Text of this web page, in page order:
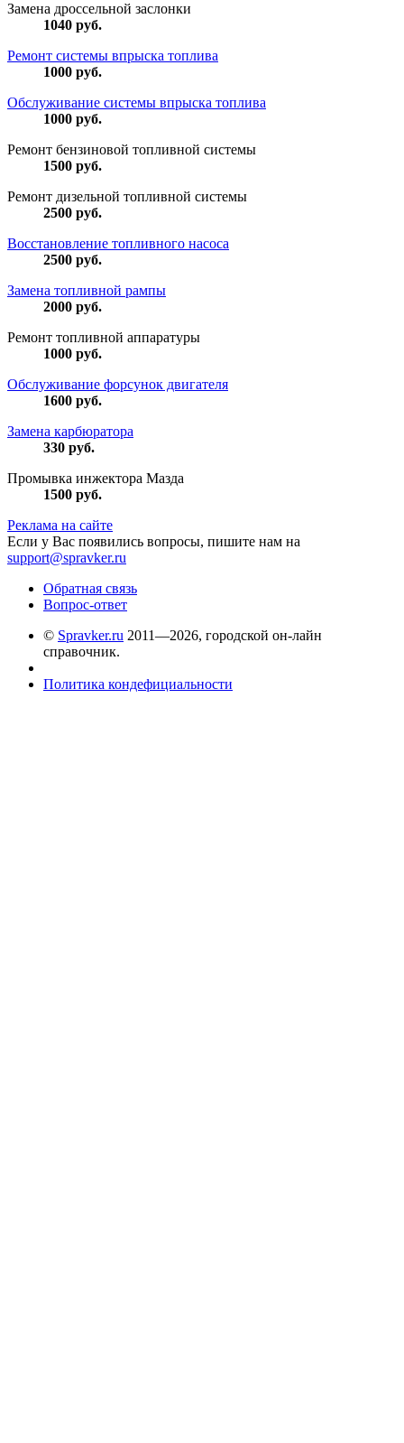
Замена дроссельной заслонки
1040 руб.
Ремонт системы впрыска топлива
1000 руб.
Обслуживание системы впрыска топлива
1000 руб.
Ремонт бензиновой топливной системы
1500 руб.
Ремонт дизельной топливной системы
2500 руб.
Восстановление топливного насоса
2500 руб.
Замена топливной рампы
2000 руб.
Ремонт топливной аппаратуры
1000 руб.
Обслуживание форсунок двигателя
1600 руб.
Замена карбюратора
330 руб.
Промывка инжектора Мазда
1500 руб.
Реклама на сайте
Если у Вас появились вопросы, пишите нам на
support@spravker.ru
Обратная связь
Вопрос-ответ
© Spravker.ru 2011—2026, городской он-лайн
справочник.
Политика кондефициальности